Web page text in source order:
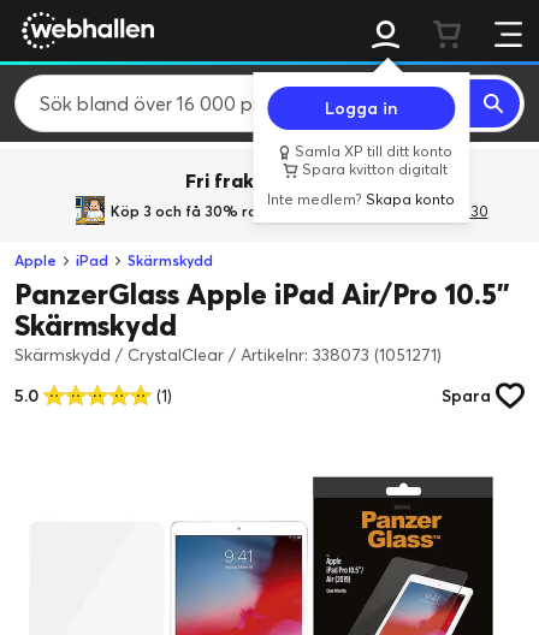
Logga in
Samla XP till ditt konto
Spara kvitton digitalt
Inte medlem?Skapa konto
Fri frakt över 800 kr.
Köp 3 och få 30% rabatt med rabattkoden 3Gives30
Apple iPad Skärmskydd
PanzerGlass Apple iPad Air/Pro 10.5”
Skärmskydd
Skärmskydd / CrystalClear / Artikelnr: 338073 (1051271)
5.0
(1) Spara